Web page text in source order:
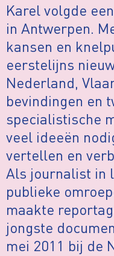
Karel volgde
in Antwerpen.
kansen en
eerstelijns
Nederland,
bevindingen en
specialistische
veel ideeën
vertellen en
Als journalist in
publieke
maakte
jongste
mei 2011 bij de